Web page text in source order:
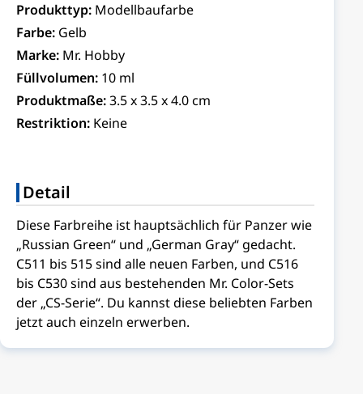
Produkttyp: Modellbaufarbe
Farbe: Gelb
Marke: Mr. Hobby
Füllvolumen: 10 ml
Produktmaße:3.5 x 3.5 x 4.0 cm
Restriktion: Keine
Detail
Diese Farbreihe ist hauptsächlich für Panzer wie
„Russian Green“ und „German Gray“ gedacht.
C511 bis 515 sind alle neuen Farben, und C516
bis C530 sind aus bestehenden Mr. Color-Sets
der „CS-Serie“. Du kannst diese beliebten Farben
jetzt auch einzeln erwerben.